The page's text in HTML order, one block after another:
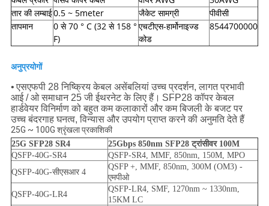
तार की लम्बाई0.5 ~ 5meter जैकेट सामग्री
पीवीसी
तापमान
0 से 70 ° C (32 से 158 °
F)
एचटीएस-हार्मोनाइज्ड
कोड
8544700000
अनुप्रयोगों
• एसएफपी 28 निष्क्रिय केबल असेंबलियां उच्च प्रदर्शन, लागत प्रभावी
आई / ओ समाधान 25 जी ईथरनेट के लिए हैं। SFP28 कॉपर केबल
हार्डवेयर विनिर्माण को बहुत कम कलाकारों और कम बिजली के बजट पर
उच्च बंदरगाह घनत्व, विन्यास और उपयोग प्राप्त करने की अनुमति देते हैं
25G ~ 100G श्रृंखला प्रकाशिकी
25G SFP28 SR4
25Gbps 850nm SFP28 ट्रांसीवर 100M
QSFP-40G-SR4
QSFP-SR4, MMF, 850nm, 150M, MPO
QSFP-40G-सीएसआर 4
QSFP +, MMF, 850nm, 300M (OM3) -
एमपीओ
QSFP-40G-LR4
QSFP-LR4, SMF, 1270nm ~ 1330nm,
15KM LC